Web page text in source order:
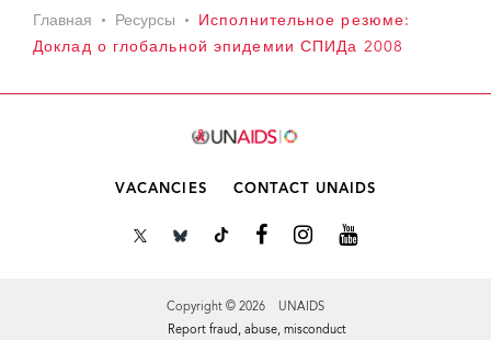
Главная Ресурсы
Исполнительное резюме:
Доклад о глобальной эпидемии СПИДа 2008
VACANCIES CONTACT UNAIDS
Copyright © 2026 UNAIDS
Report fraud, abuse, misconduct